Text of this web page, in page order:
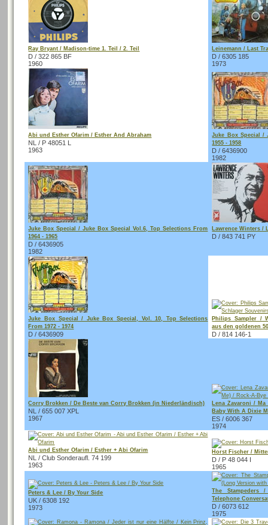
Ray Bryant / Madison-time 1. Teil / 2. Teil
D / 322 865 BF
1960
Leinemann / Last
D / 6305 185
1973
Abi und Esther Ofarim / Esther And Abraham
NL / P 48051 L
1963
Juke Box Special /
1955 - 1958
D / 6436900
1982
Juke Box Special / Juke Box Special Vol.6, Top Selections From
1964 - 1965
D / 6436905
1982
Lawrence Winters /
D / 843 741 PY
Juke Box Special / Juke Box Special, Vol. 10, Top Selections
From 1972 - 1974
D / 6436909
Philips Sampler /
aus den goldenen
D / 814 146-1
Corry Brokken / De Beste van Corry Brokken (in Niederländisch)
NL / 655 007 XPL
1967
Lena Zavaroni / Ma
Baby With A Dixie
ES / 6006 367
1974
Abi und Esther Ofarim / Esther + Abi Ofarim
NL / Club Sonderaufl. 74 199
1963
Horst Fischer /
D / P 48 044 I
1965
Peters & Lee / By Your Side
UK / 6308 192
1973
The Stampeders
Telephone
D / 6073 612
1975